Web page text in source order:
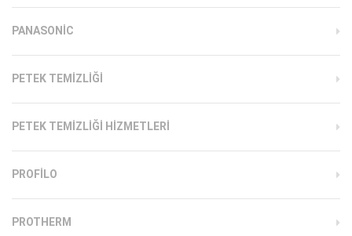
PANASONIC
PETEK TEMIZLIĞI
PETEK TEMIZLIĞI HIZMETLERI
PROFILO
PROTHERM